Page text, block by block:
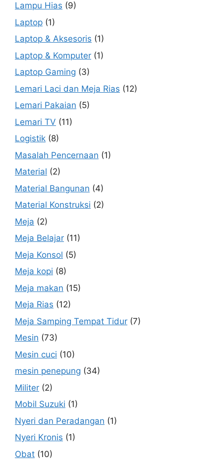
Lampu Hias (9)
Laptop (1)
Laptop & Aksesoris (1)
Laptop & Komputer (1)
Laptop Gaming (3)
Lemari Laci dan Meja Rias (12)
Lemari Pakaian (5)
Lemari TV (11)
Logistik (8)
Masalah Pencernaan (1)
Material (2)
Material Bangunan (4)
Material Konstruksi (2)
Meja (2)
Meja Belajar (11)
Meja Konsol (5)
Meja kopi (8)
Meja makan (15)
Meja Rias (12)
Meja Samping Tempat Tidur (7)
Mesin (73)
Mesin cuci (10)
mesin penepung (34)
Militer (2)
Mobil Suzuki (1)
Nyeri dan Peradangan (1)
Nyeri Kronis (1)
Obat (10)